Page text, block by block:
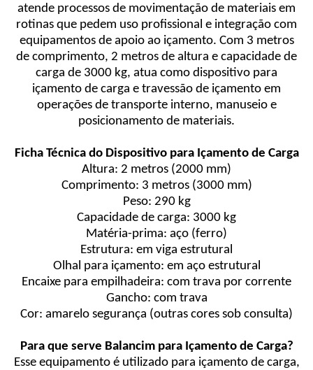
atende processos de movimentação de materiais em
rotinas que pedem uso profissional e integração com
equipamentos de apoio ao içamento. Com 3 metros
de comprimento, 2 metros de altura e capacidade de
carga de 3000 kg, atua como dispositivo para
içamento de carga e travessão de içamento em
operações de transporte interno, manuseio e
posicionamento de materiais.
Ficha Técnica do Dispositivo para Içamento de Carga
Altura: 2 metros (2000 mm)
Comprimento: 3 metros (3000 mm)
Peso: 290 kg
Capacidade de carga: 3000 kg
Matéria-prima: aço (ferro)
Estrutura: em viga estrutural
Olhal para içamento: em aço estrutural
Encaixe para empilhadeira: com trava por corrente
Gancho: com trava
Cor: amarelo segurança (outras cores sob consulta)
Para que serve Balancim para Içamento de Carga?
Esse equipamento é utilizado para içamento de carga,